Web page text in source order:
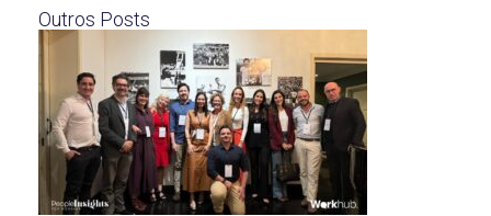
Outros Posts